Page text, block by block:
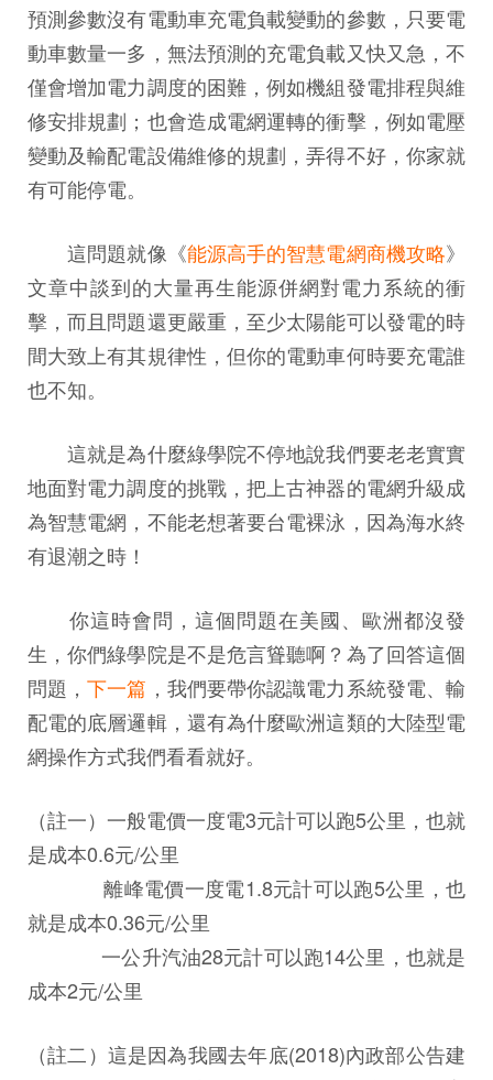
預測參數沒有電動車充電負載變動的參數，只要電
動車數量一多，無法預測的充電負載又快又急，不
僅會增加電力調度的困難，例如機組發電排程與維
修安排規劃；也會造成電網運轉的衝擊，例如電壓
變動及輸配電設備維修的規劃，弄得不好，你家就
有可能停電。
這問題就像《能源高手的智慧電網商機攻略》
文章中談到的大量再生能源併網對電力系統的衝
擊，而且問題還更嚴重，至少太陽能可以發電的時
間大致上有其規律性，但你的電動車何時要充電誰
也不知。
這就是為什麼綠學院不停地說我們要老老實實
地面對電力調度的挑戰，把上古神器的電網升級成
為智慧電網，不能老想著要台電裸泳，因為海水終
有退潮之時！
你這時會問，這個問題在美國、歐洲都沒發
生，你們綠學院是不是危言聳聽啊？為了回答這個
問題，下一篇 ，我們要帶你認識電力系統發電、輸
配電的底層邏輯，還有為什麼歐洲這類的大陸型電
網操作方式我們看看就好。
（註一）一般電價一度電3元計可以跑5公里，也就
是成本0.6元/公里
離峰電價一度電1.8元計可以跑5公里，也
就是成本0.36元/公里
一公升汽油28元計可以跑14公里，也就是
成本2元/公里
（註二）這是因為我國去年底(2018)內政部公告建